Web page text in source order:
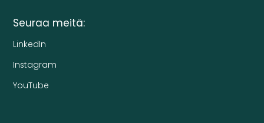
Seuraa meitä:
LinkedIn
Instagram
YouTube